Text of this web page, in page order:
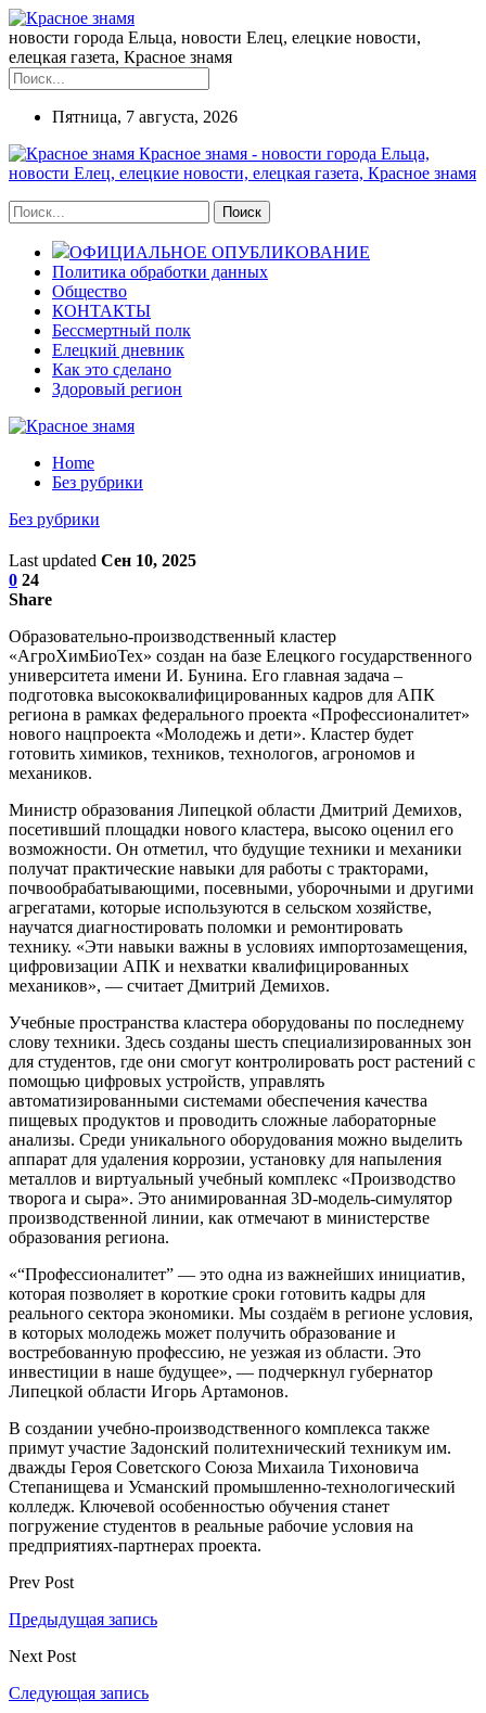
новости города Ельца, новости Елец, елецкие новости,
елецкая газета, Красное знамя
Пятница, 7 августа, 2026
Красное знамя - новости города Ельца,
новости Елец, елецкие новости, елецкая газета, Красное знамя
ОФИЦИАЛЬНОЕ ОПУБЛИКОВАНИЕ
Политика обработки данных
Общество
КОНТАКТЫ
Бессмертный полк
Елецкий дневник
Как это сделано
Здоровый регион
Home
Без рубрики
Без рубрики
Last updated Сен 10, 2025
0 24
Share
Образовательно-производственный кластер
«АгроХимБиоТех» создан на базе Елецкого государственного
университета имени И. Бунина. Его главная задача –
подготовка высококвалифицированных кадров для АПК
региона в рамках федерального проекта «Профессионалитет»
нового нацпроекта «Молодежь и дети». Кластер будет
готовить химиков, техников, технологов, агрономов и
механиков.
Министр образования Липецкой области Дмитрий Демихов,
посетивший площадки нового кластера, высоко оценил его
возможности. Он отметил, что будущие техники и механики
получат практические навыки для работы с тракторами,
почвообрабатывающими, посевными, уборочными и другими
агрегатами, которые используются в сельском хозяйстве,
научатся диагностировать поломки и ремонтировать
технику. «Эти навыки важны в условиях импортозамещения,
цифровизации АПК и нехватки квалифицированных
механиков», — считает Дмитрий Демихов.
Учебные пространства кластера оборудованы по последнему
слову техники. Здесь созданы шесть специализированных зон
для студентов, где они смогут контролировать рост растений с
помощью цифровых устройств, управлять
автоматизированными системами обеспечения качества
пищевых продуктов и проводить сложные лабораторные
анализы. Среди уникального оборудования можно выделить
аппарат для удаления коррозии, установку для напыления
металлов и виртуальный учебный комплекс «Производство
творога и сыра». Это анимированная 3D-модель-симулятор
производственной линии, как отмечают в министерстве
образования региона.
«“Профессионалитет” — это одна из важнейших инициатив,
которая позволяет в короткие сроки готовить кадры для
реального сектора экономики. Мы создаём в регионе условия,
в которых молодежь может получить образование и
востребованную профессию, не уезжая из области. Это
инвестиции в наше будущее», — подчеркнул губернатор
Липецкой области Игорь Артамонов.
В создании учебно-производственного комплекса также
примут участие Задонский политехнический техникум им.
дважды Героя Советского Союза Михаила Тихоновича
Степанищева и Усманский промышленно-технологический
колледж. Ключевой особенностью обучения станет
погружение студентов в реальные рабочие условия на
предприятиях-партнерах проекта.
Prev Post
Предыдущая запись
Next Post
Следующая запись